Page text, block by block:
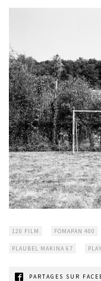
120 FILM FOMAPAN 400
PLAUBEL MAKINA 67
PARTAGES SUR